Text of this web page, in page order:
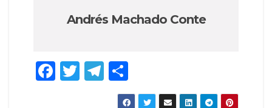
Andrés Machado Conte
F
T
T
el o